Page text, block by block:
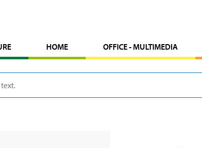
HOME OFFICE - MULTIMEDIA